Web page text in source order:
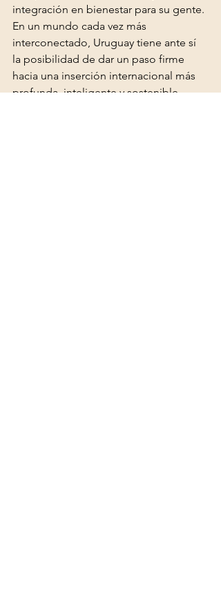
integración en bienestar para su gente.
En un mundo cada vez más
interconectado, Uruguay tiene ante sí
la posibilidad de dar un paso firme
hacia una inserción internacional más
profunda, inteligente y sostenible.